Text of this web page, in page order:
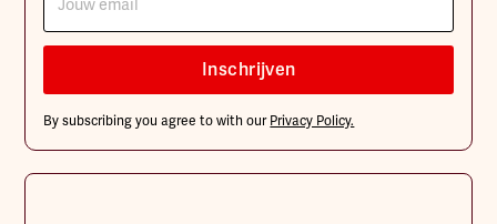
By subscribing you agree to with our Privacy Policy.